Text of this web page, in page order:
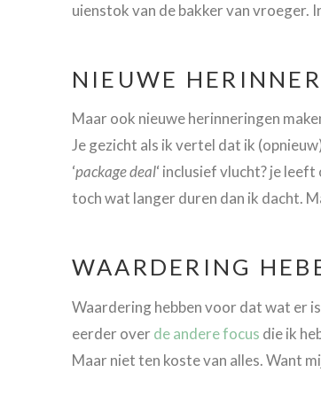
uienstok van de bakker van vroeger.
NIEUWE
Maar ook nieuwe herinneringen
Je gezicht als ik vertel dat ik
‘package deal‘ inclusief vlucht? je
toch wat langer duren dan ik dacht.
WAARDERING
Waardering hebben voor dat wat er
eerder over de andere focus die ik
Maar niet ten koste van alles. Want